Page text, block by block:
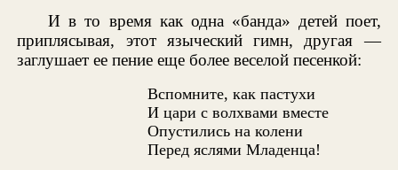
И в то время как одна «банда» детей поет,
приплясывая, этот языческий гимн, другая —
заглушает ее пение еще более веселой песенкой:
Вспомните, как пастухи
И цари с волхвами вместе
Опустились на колени
Перед яслями Младенца!